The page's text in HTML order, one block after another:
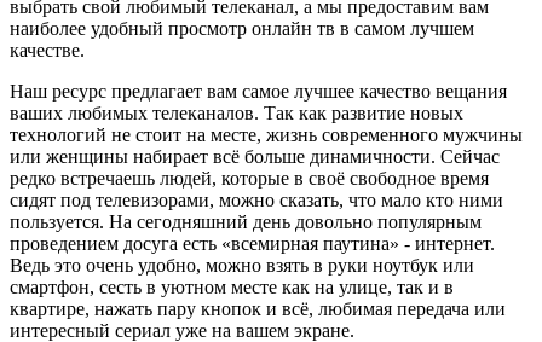
выбрать свой любимый телеканал, а мы предоставим вам
наиболее удобный просмотр онлайн тв в самом лучшем
качестве.
Наш ресурс предлагает вам самое лучшее качество вещания
ваших любимых телеканалов. Так как развитие новых
технологий не стоит на месте, жизнь современного мужчины
или женщины набирает всё больше динамичности. Сейчас
редко встречаешь людей, которые в своё свободное время
сидят под телевизорами, можно сказать, что мало кто ними
пользуется. На сегодняшний день довольно популярным
проведением досуга есть «всемирная паутина» - интернет.
Ведь это очень удобно, можно взять в руки ноутбук или
смартфон, сесть в уютном месте как на улице, так и в
квартире, нажать пару кнопок и всё, любимая передача или
интересный сериал уже на вашем экране.